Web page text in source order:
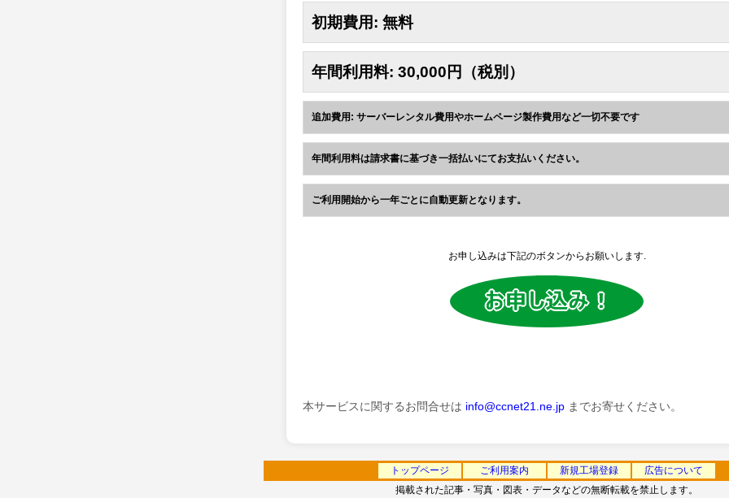
初期費用: 無料
年間利用料: 30,000円（税別）
追加費用: サーバーレンタル費用やホームページ製作費用など一切不要です
年間利用料は請求書に基づき一括払いにてお支払いください。
ご利用開始から一年ごとに自動更新となります。
お申し込みは下記のボタンからお願いします.
本サービスに関するお問合せは info@ccnet21.ne.jp までお寄せください。
トップページ ご利用案内 新規工場登録
広告について
掲載された記事・写真・図表・データなどの無断転載を禁止します。